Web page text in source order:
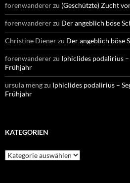
forenwandererzu (Geschützte) Zucht
forenwandererzu Der angeblich böse
Christine Dienerzu Der angeblich böse
forenwandererzu Iphiclides podalirius
Frühjahr
ursula mengzu Iphiclides podalirius –
Frühjahr
KATEGORIEN
Kategorien